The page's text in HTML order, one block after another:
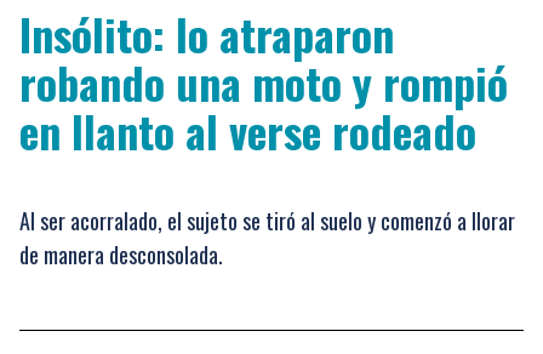
Insólito: lo atraparon
robando una moto y rompió
en llanto al verse rodeado
Al ser acorralado, el sujeto se tiró al suelo y comenzó a llorar
de manera desconsolada.